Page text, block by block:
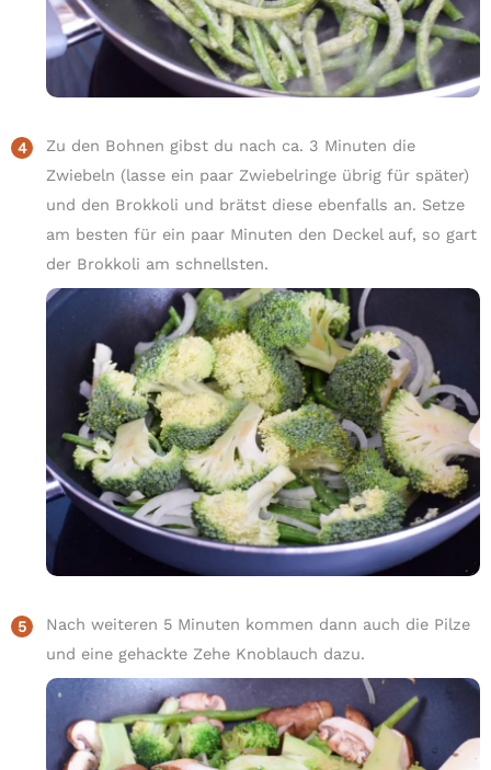
Zu den Bohnen gibst du nach ca. 3 Minuten die
Zwiebeln (lasse ein paar Zwiebelringe übrig für später)
und den Brokkoli und brätst diese ebenfalls an. Setze
am besten für ein paar Minuten den Deckel auf, so gart
der Brokkoli am schnellsten.
Nach weiteren 5 Minuten kommen dann auch die Pilze
und eine gehackte Zehe Knoblauch dazu.